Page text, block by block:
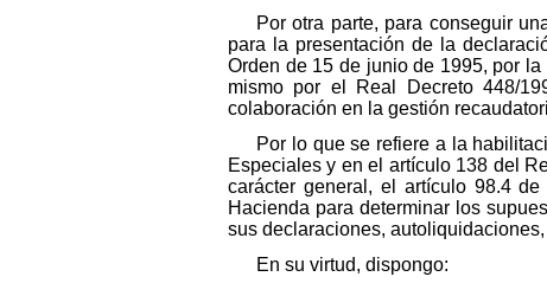
Por otra parte, para conseguir
para la presentación de la
Orden de 15 de junio de 1995, por
mismo por el Real Decreto 448/
colaboración en la gestión
Por lo que se refiere a la
Especiales y en el artículo 138 del
carácter general, el artículo 98.4
Hacienda para determinar los
sus declaraciones,
En su virtud, dispongo: